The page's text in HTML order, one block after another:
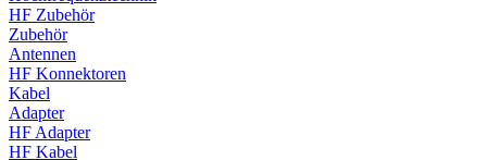
HF Zubehör
Zubehör
Antennen
HF Konnektoren
Kabel
Adapter
HF Adapter
HF Kabel